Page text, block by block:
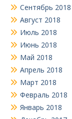
Сентябрь 2018
Август 2018
Июль 2018
Июнь 2018
Май 2018
Апрель 2018
Март 2018
Февраль 2018
Январь 2018